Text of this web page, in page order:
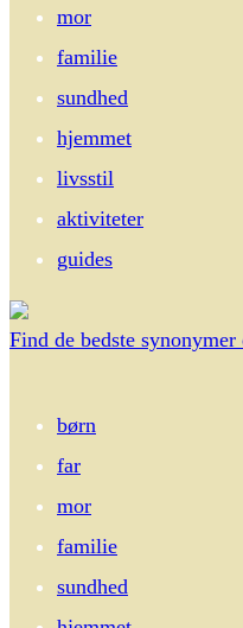
mor
familie
sundhed
hjemmet
livsstil
aktiviteter
guides
Find de bedste
børn
far
mor
familie
sundhed